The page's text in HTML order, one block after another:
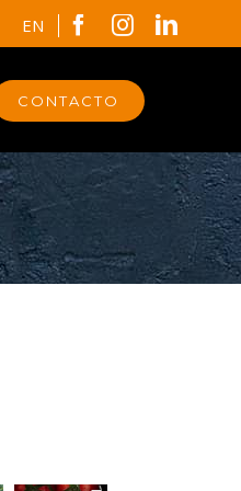
Facebook
Instagram
EN
CONTACTO